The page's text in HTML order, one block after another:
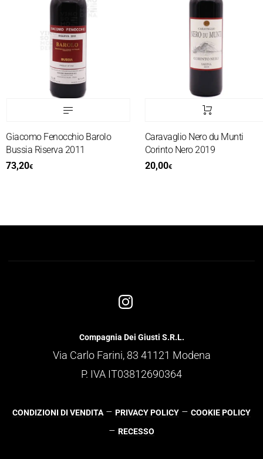
Fenocchio Barolo
Riserva 2011
€
Caravaglio Nero du Munti
Corinto Nero 2019
20,00€
Compagnia Dei Giusti S.R.L.
Via Carlo Farini, 83 41121 Modena
P. IVA IT03812690364
CONDIZIONI DI VENDITA – PRIVACY POLICY – COOKIE POLICY
– RECESSO